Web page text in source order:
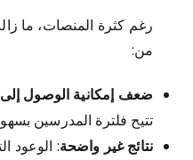
رغم كثرة المنصات، ما
من:
ضعف إمكانية الوصول
تتيح فلترة المدرسين
نتائج غير واضحة: الوعود